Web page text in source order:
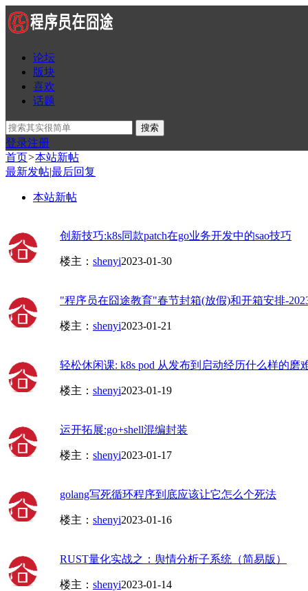
论坛
版块
喜欢
话题
搜索
登录注册
首页>本站新帖
最新发帖|最后回复
本站新帖
创新技巧:k8s同款patch在go业务开发中的sao技巧
楼主： shenyi2023-01-30
"程序员在囧途教育"春节封箱(放假)和开箱安排-
楼主： shenyi2023-01-21
轻松休闲课: k8s pod 从发布到启动经历什么样的磨
楼主： shenyi2023-01-19
运开拓展:go+shell混编封装
楼主： shenyi2023-01-17
golang写死循环程序到底应该让它怎么个死法
楼主： shenyi2023-01-16
RUST量化实战之：舆情分析子系统（简易版）
楼主： shenyi2023-01-14